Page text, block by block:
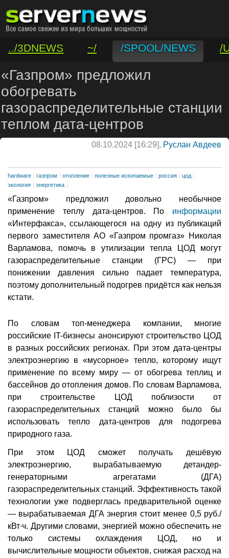
../3DNEWS ~/ /SPOOL/NEWS
/
/VAR/CONTACT
«Газпром» предложил
обогревать
газораспределительные станции
теплом дата-центров
08.10.2024 [16:29], Руслан Авдеев
hardware газпром отопление полезные ископаемые россия
цод
экология
энергетика
«Газпром» предложил довольно необычное
применение теплу дата-центров. По информации
«Интерфакса», ссылающегося на одну из публикаций
первого заместителя АО «Газпром промгаз» Николая
Варламова, помочь в утилизации тепла ЦОД могут
газораспределительные станции (ГРС) — при
понижении давления сильно падает температура,
поэтому дополнительный подогрев придётся как нельзя
кстати.
По словам топ-менеджера компании, многие
российские IT-бизнесы анонсируют строительство ЦОД
в разных российских регионах. При этом дата-центры
электроэнергию в «мусорное» тепло, которому ищут
применение по всему миру — от обогрева теплиц и
бассейнов до отопления домов. По словам Варламова,
при строительстве ЦОД поблизости от
газораспределительных станций можно было бы
использовать тепло дата-центров для подогрева
природного газа.
При этом ЦОД сможет получать дешёвую
электроэнергию, вырабатываемую детандер-
генераторными агрегатами (ДГА)
газораспределительных станций. Эффективность такой
технологии уже подверглась предварительной оценке
— вырабатываемая ДГА энергия стоит менее 0,5 руб./
кВт∙ч. Другими словами, энергией можно обеспечить не
только системы охлаждения ЦОД, но и
вычислительные мощности объектов, снижая расход на